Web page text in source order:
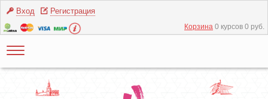
Вход Регистрация
Корзина 0 курсов 0 руб.